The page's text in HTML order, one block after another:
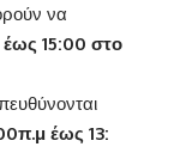
να
15:00 στο
έως 13: